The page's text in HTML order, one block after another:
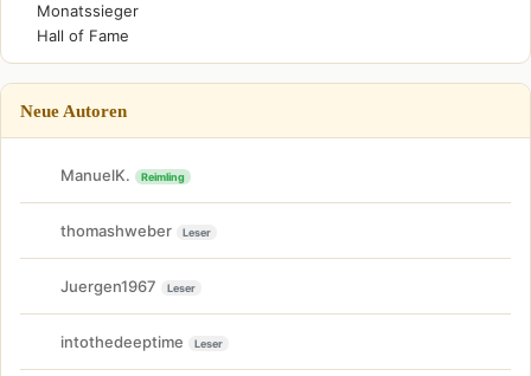
Monatssieger
Hall of Fame
Neue Autoren
ManuelK. Reimling
thomashweber Leser
Juergen1967 Leser
intothedeeptime Leser